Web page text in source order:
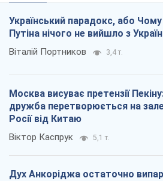
Український парадокс, або Чому
Путіна нічого не вийшло з
Віталій Портников 3,4 т.
Москва висуває претензії
дружба перетворюється на
Росії від Китаю
Віктор Каспрук 5,1 т.
Дух Анкоріджа остаточно